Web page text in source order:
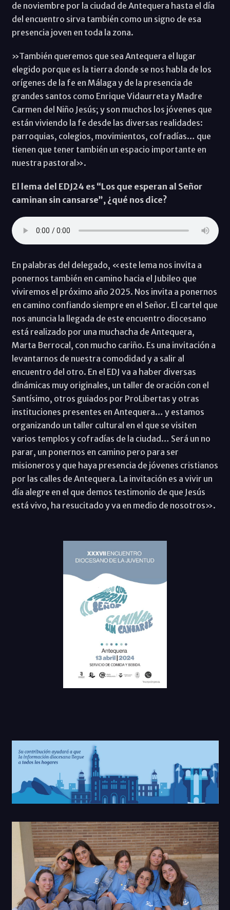
de noviembre por la ciudad de Antequera hasta el día
del encuentro sirva también como un signo de esa
presencia joven en toda la zona.
»También queremos que sea Antequera el lugar
elegido porque es la tierra donde se nos habla de los
orígenes de la fe en Málaga y de la presencia de
grandes santos como Enrique Vidaurreta y Madre
Carmen del Niño Jesús; y son muchos los jóvenes que
están viviendo la fe desde las diversas realidades:
parroquias, colegios, movimientos, cofradías… que
tienen que tener también un espacio importante en
nuestra pastoral».
El lema del EDJ24 es “Los que esperan al Señor
caminan sin cansarse”, ¿qué nos dice?
En palabras del delegado, «este lema nos invita a
ponernos también en camino hacia el Jubileo que
viviremos el próximo año 2025. Nos invita a ponernos
en camino confiando siempre en el Señor. El cartel que
nos anuncia la llegada de este encuentro diocesano
está realizado por una muchacha de Antequera,
Marta Berrocal, con mucho cariño. Es una invitación a
levantarnos de nuestra comodidad y a salir al
encuentro del otro. En el EDJ va a haber diversas
dinámicas muy originales, un taller de oración con el
Santísimo, otros guiados por ProLibertas y otras
instituciones presentes en Antequera… y estamos
organizando un taller cultural en el que se visiten
varios templos y cofradías de la ciudad… Será un no
parar, un ponernos en camino pero para ser
misioneros y que haya presencia de jóvenes cristianos
por las calles de Antequera. La invitación es a vivir un
día alegre en el que demos testimonio de que Jesús
está vivo, ha resucitado y va en medio de nosotros».